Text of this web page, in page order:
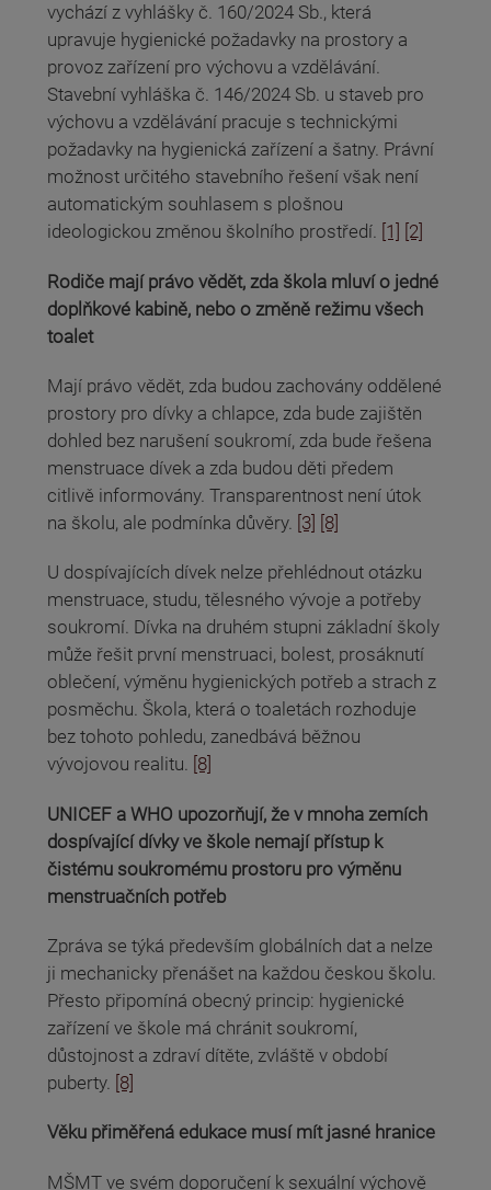
vychází z vyhlášky č. 160/2024 Sb., která
upravuje hygienické požadavky na prostory a
provoz zařízení pro výchovu a vzdělávání.
Stavební vyhláška č. 146/2024 Sb. u staveb pro
výchovu a vzdělávání pracuje s technickými
požadavky na hygienická zařízení a šatny. Právní
možnost určitého stavebního řešení však není
automatickým souhlasem s plošnou
ideologickou změnou školního prostředí. [1] [2]
Rodiče mají právo vědět, zda škola mluví o jedné
doplňkové kabině, nebo o změně režimu všech
toalet
Mají právo vědět, zda budou zachovány oddělené
prostory pro dívky a chlapce, zda bude zajištěn
dohled bez narušení soukromí, zda bude řešena
menstruace dívek a zda budou děti předem
citlivě informovány. Transparentnost není útok
na školu, ale podmínka důvěry. [3] [8]
U dospívajících dívek nelze přehlédnout otázku
menstruace, studu, tělesného vývoje a potřeby
soukromí. Dívka na druhém stupni základní školy
může řešit první menstruaci, bolest, prosáknutí
oblečení, výměnu hygienických potřeb a strach z
posměchu. Škola, která o toaletách rozhoduje
bez tohoto pohledu, zanedbává běžnou
vývojovou realitu. [8]
UNICEF a WHO upozorňují, že v mnoha zemích
dospívající dívky ve škole nemají přístup k
čistému soukromému prostoru pro výměnu
menstruačních potřeb
Zpráva se týká především globálních dat a nelze
ji mechanicky přenášet na každou českou školu.
Přesto připomíná obecný princip: hygienické
zařízení ve škole má chránit soukromí,
důstojnost a zdraví dítěte, zvláště v období
puberty. [8]
Věku přiměřená edukace musí mít jasné hranice
MŠMT ve svém doporučení k sexuální výchově